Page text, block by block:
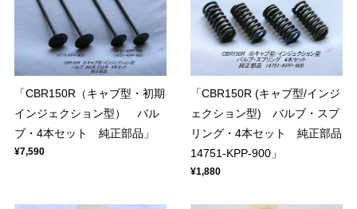
「CBR150R（キャブ型・初期
インジェクション型） バル
ブ・4本セット 純正部品」
¥7,590
「CBR150R (キャブ型/インジ
ェクション型) バルブ・スプ
リング・4本セット 純正部品
14751-KPP-900」
¥1,880